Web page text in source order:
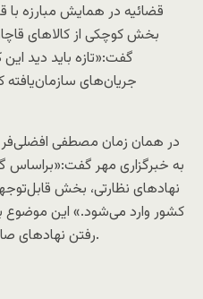
قضائيه در همایش مبارزه با
بخش کوچکی از کالاهای
گفت:«تازه باید دید
جریان‌های
در همان زمان مصطفی
به خبرگزاری مهر گفت:«براساس
نهادهای نظارتی، بخش
کشور وارد می‌شود.» این موضوع
رفتن نهادهای صادر‌کننده مجوز ورود کالا شده بود.